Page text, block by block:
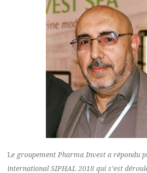
Le groupement Pharma Invest a répondu
international SIPHAL 2018 qui s’est